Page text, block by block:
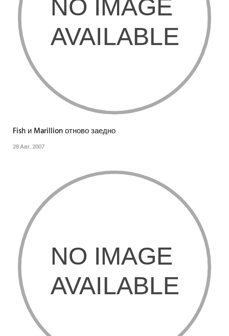
Fish и Marillion отново заедно
28 Авг. 2007